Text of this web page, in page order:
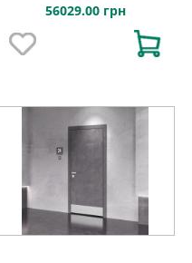
56029.00 грн